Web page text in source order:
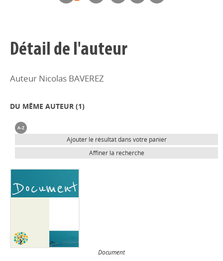
Détail de l'auteur
Auteur Nicolas BAVEREZ
DU MÊME AUTEUR (1)
Ajouter le résultat dans votre panier
Affiner la recherche
Document